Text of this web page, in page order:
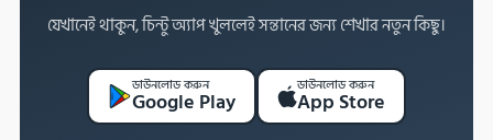
যেখানেই থাকুন, চিন্টু অ্যাপ খুললেই সন্তানের জন্য শেখার নতুন কিছু।
ডাউনলোড করুন
Google Play
ডাউনলোড করুন
App Store